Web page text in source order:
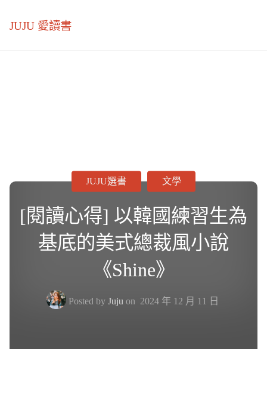
JUJU 愛讀書
[閱讀心得] 以韓國練習生為
基底的美式總裁風小說
《Shine》
Posted by Juju on 2024 年 12 月 11 日
JUJU選書 文學